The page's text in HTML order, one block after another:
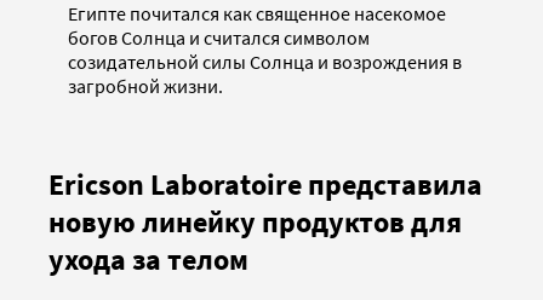
Египте почитался как священное насекомое
богов Солнца и считался символом
созидательной силы Солнца и возрождения в
загробной жизни.
Ericson Laboratoire представила
новую линейку продуктов для
ухода за телом